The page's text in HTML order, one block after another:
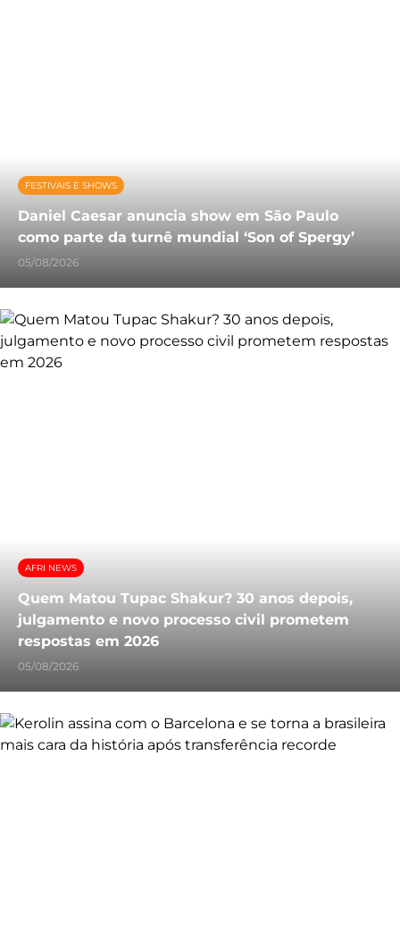
FESTIVAIS E SHOWS
Daniel Caesar anuncia show em São Paulo
como parte da turnê mundial ‘Son of Spergy’
05/08/2026
AFRI NEWS
Quem Matou Tupac Shakur? 30 anos depois,
julgamento e novo processo civil prometem
respostas em 2026
05/08/2026